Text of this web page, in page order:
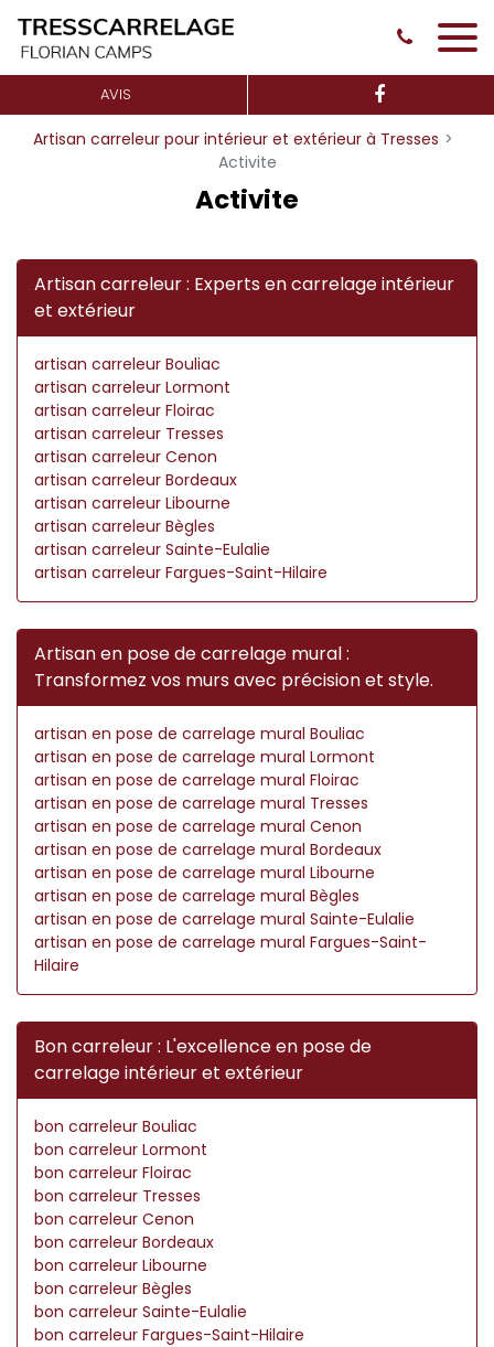
AVIS
Artisan carreleur pour intérieur et extérieur à Tresses
Activite
Activite
Artisan carreleur : Experts en carrelage intérieur
et extérieur
artisan carreleur Bouliac
artisan carreleur Lormont
artisan carreleur Floirac
artisan carreleur Tresses
artisan carreleur Cenon
artisan carreleur Bordeaux
artisan carreleur Libourne
artisan carreleur Bègles
artisan carreleur Sainte-Eulalie
artisan carreleur Fargues-Saint-Hilaire
Artisan en pose de carrelage mural :
Transformez vos murs avec précision et style.
artisan en pose de carrelage mural Bouliac
artisan en pose de carrelage mural Lormont
artisan en pose de carrelage mural Floirac
artisan en pose de carrelage mural Tresses
artisan en pose de carrelage mural Cenon
artisan en pose de carrelage mural Bordeaux
artisan en pose de carrelage mural Libourne
artisan en pose de carrelage mural Bègles
artisan en pose de carrelage mural Sainte-Eulalie
artisan en pose de carrelage mural Fargues-Saint-
Hilaire
Bon carreleur : L'excellence en pose de
carrelage intérieur et extérieur
bon carreleur Bouliac
bon carreleur Lormont
bon carreleur Floirac
bon carreleur Tresses
bon carreleur Cenon
bon carreleur Bordeaux
bon carreleur Libourne
bon carreleur Bègles
bon carreleur Sainte-Eulalie
bon carreleur Fargues-Saint-Hilaire